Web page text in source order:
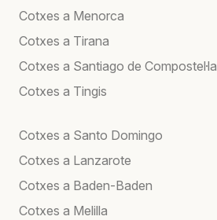
Cotxes a Menorca
Cotxes a Tirana
Cotxes a Santiago de Compostel·la
Cotxes a Tingis
Cotxes a Santo Domingo
Cotxes a Lanzarote
Cotxes a Baden-Baden
Cotxes a Melilla